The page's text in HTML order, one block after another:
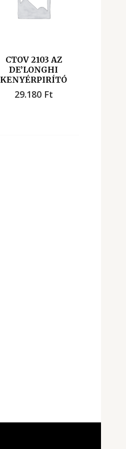
CTOV 2103 AZ
DE’LONGHI
KENYÉRPIRÍTÓ
29.180 Ft